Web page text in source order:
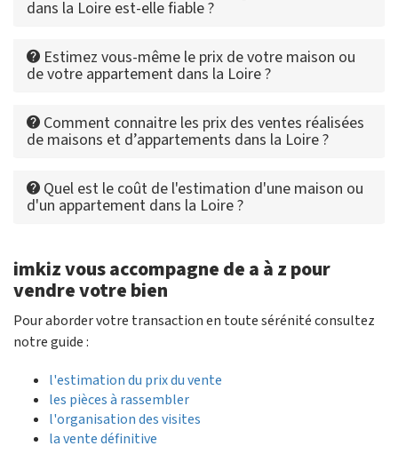
dans la Loire est-elle fiable ?
Estimez vous-même le prix de votre maison ou
de votre appartement dans la Loire ?
Comment connaitre les prix des ventes réalisées
de maisons et d’appartements dans la Loire ?
Quel est le coût de l'estimation d'une maison ou
d'un appartement dans la Loire ?
imkiz vous accompagne de a à z pour
vendre votre bien
Pour aborder votre transaction en toute sérénité consultez
notre guide :
l'estimation du prix du vente
les pièces à rassembler
l'organisation des visites
la vente définitive